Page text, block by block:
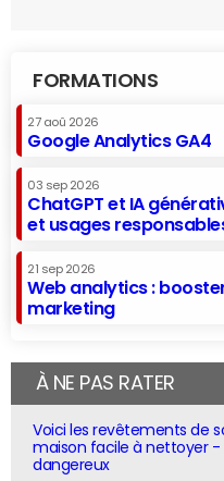
FORMATIONS
27 aoû 2026
Google Analytics GA4
03 sep 2026
ChatGPT et IA
et usages
21 sep 2026
Web analytics :
marketing
À NE PAS RATER
Voici les revêtements de
maison facile à nettoyer
dangereux